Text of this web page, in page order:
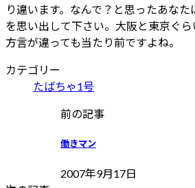
り違います。なんで？と思ったあな
を思い出して下さい。大阪と東京ぐら
方言が違っても当たり前ですよね。
カテゴリー
たばちゃ1号
前の記事
働きマン
2007年9月17日